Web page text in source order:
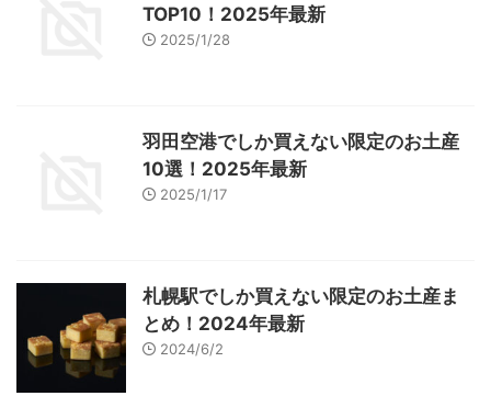
TOP10！2025年最新
2025/1/28
羽田空港でしか買えない限定のお土産
10選！2025年最新
2025/1/17
札幌駅でしか買えない限定のお土産ま
とめ！2024年最新
2024/6/2